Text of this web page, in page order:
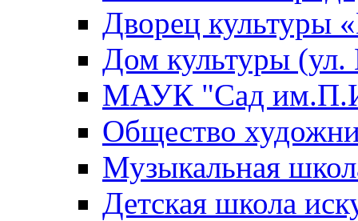
Дворец культуры
Дом культуры (ул.
МАУК "Сад
Общество
Музыкальная
Детская школа